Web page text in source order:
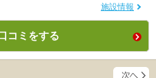
施設情報
コミをする